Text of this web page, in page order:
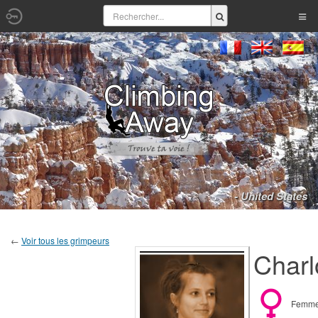
- United States
← Voir tous les grimpeurs